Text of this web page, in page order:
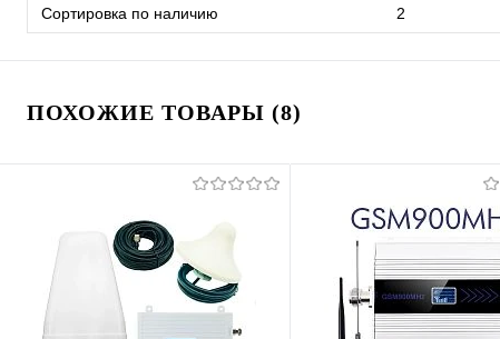
Сортировка по наличию 2
ПОХОЖИЕ ТОВАРЫ (8)